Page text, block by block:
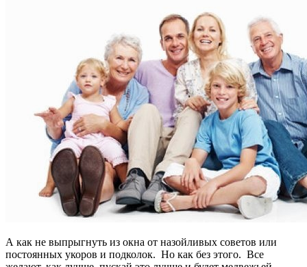
А как не выпрыгнуть из окна от назойливых советов или
постоянных укоров и подколок. Но как без этого. Все